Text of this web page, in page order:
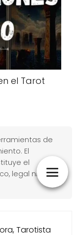
el Tarot
de
El
el
legal ni
Tarotista